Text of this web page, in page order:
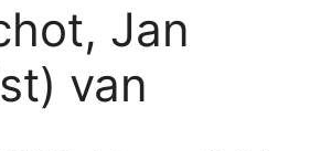
Jan
van